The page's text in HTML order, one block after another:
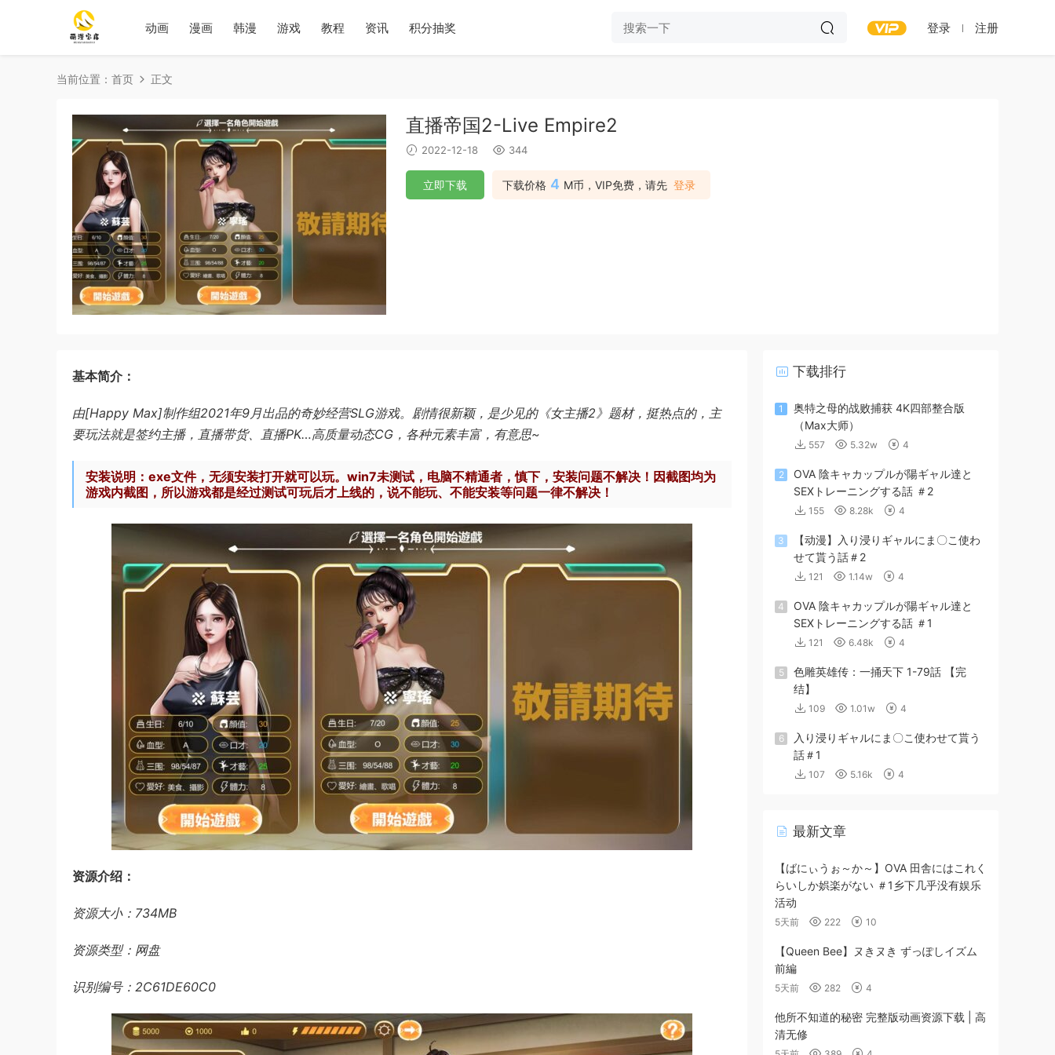
动画 漫画 韩漫 游戏 教程 资讯 积分抽奖 登录 注册
当前位置： 首页 正文
直播帝国2-Live Empire2
2022-12-18 344
下载价格 4 M币，VIP免费，请先 登录
立即下载
基本简介：
由[Happy Max]制作组2021年9月出品的奇妙经营SLG游戏。剧情很新颖，是少见的《女主播2》题材，挺热点的，主
要玩法就是签约主播，直播带货、直播PK…高质量动态CG，各种元素丰富，有意思~
安装说明：exe文件，无须安装打开就可以玩。win7未测试，电脑不精通者，慎下，安装问题不解决！因截图均为
游戏内截图，所以游戏都是经过测试可玩后才上线的，说不能玩、不能安装等问题一律不解决！
资源介绍：
资源大小：734MB
资源类型：网盘
识别编号：2C61DE60C0
下载排行
1
奥特之母的战败捕获 4K四部整合版
（Max大师）
557 5.32w 4
2
OVA 陰キャカップルが陽ギャル達と
SEXトレーニングする話 ＃2
155 8.28k 4
3
【动漫】入り浸りギャルにま〇こ使わ
せて貰う話＃2
121 1.14w 4
4
OVA 陰キャカップルが陽ギャル達と
SEXトレーニングする話 ＃1
121 6.48k 4
5
色雕英雄传：一捅天下 1-79話 【完
结】
109 1.01w 4
6
入り浸りギャルにま〇こ使わせて貰う
話＃1
107 5.16k 4
最新文章
【ばにぃうぉ～か～】OVA 田舎にはこれく
らいしか娯楽がない ＃1乡下几乎没有娱乐
活动
5天前 222 10
【Queen Bee】ヌきヌき ずっぽしイズム
前編
5天前 282 4
他所不知道的秘密 完整版动画资源下载 | 高
清无修